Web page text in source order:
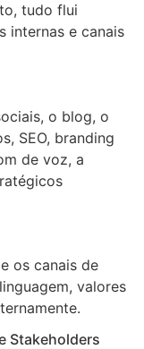
tudo flui
internas e canais
o blog, o
SEO, branding
de voz, a
os canais de
valores
Stakeholders